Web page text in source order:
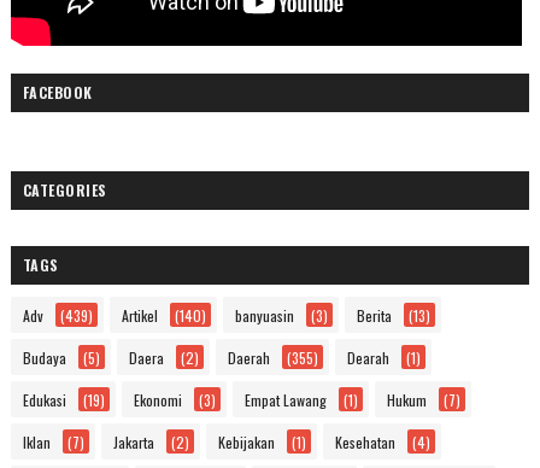
FACEBOOK
CATEGORIES
TAGS
Adv (439) Artikel (140) banyuasin (3) Berita (13)
Budaya (5) Daera (2) Daerah (355) Dearah (1)
Edukasi (19) Ekonomi (3) Empat Lawang (1) Hukum (7)
Iklan (7) Jakarta (2) Kebijakan (1) Kesehatan (4)